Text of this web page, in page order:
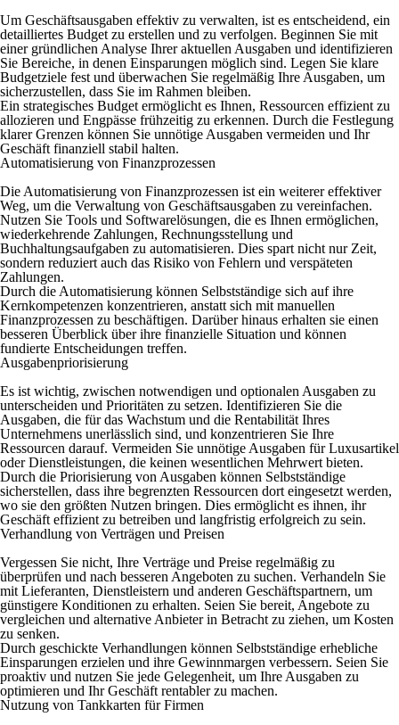
Um Geschäftsausgaben effektiv zu verwalten, ist es entscheidend, ein
detailliertes Budget zu erstellen und zu verfolgen. Beginnen Sie mit
einer gründlichen Analyse Ihrer aktuellen Ausgaben und identifizieren
Sie Bereiche, in denen Einsparungen möglich sind. Legen Sie klare
Budgetziele fest und überwachen Sie regelmäßig Ihre Ausgaben, um
sicherzustellen, dass Sie im Rahmen bleiben.
Ein strategisches Budget ermöglicht es Ihnen, Ressourcen effizient zu
allozieren und Engpässe frühzeitig zu erkennen. Durch die Festlegung
klarer Grenzen können Sie unnötige Ausgaben vermeiden und Ihr
Geschäft finanziell stabil halten.
Automatisierung von Finanzprozessen
Die Automatisierung von Finanzprozessen ist ein weiterer effektiver
Weg, um die Verwaltung von Geschäftsausgaben zu vereinfachen.
Nutzen Sie Tools und Softwarelösungen, die es Ihnen ermöglichen,
wiederkehrende Zahlungen, Rechnungsstellung und
Buchhaltungsaufgaben zu automatisieren. Dies spart nicht nur Zeit,
sondern reduziert auch das Risiko von Fehlern und verspäteten
Zahlungen.
Durch die Automatisierung können Selbstständige sich auf ihre
Kernkompetenzen konzentrieren, anstatt sich mit manuellen
Finanzprozessen zu beschäftigen. Darüber hinaus erhalten sie einen
besseren Überblick über ihre finanzielle Situation und können
fundierte Entscheidungen treffen.
Ausgabenpriorisierung
Es ist wichtig, zwischen notwendigen und optionalen Ausgaben zu
unterscheiden und Prioritäten zu setzen. Identifizieren Sie die
Ausgaben, die für das Wachstum und die Rentabilität Ihres
Unternehmens unerlässlich sind, und konzentrieren Sie Ihre
Ressourcen darauf. Vermeiden Sie unnötige Ausgaben für Luxusartikel
oder Dienstleistungen, die keinen wesentlichen Mehrwert bieten.
Durch die Priorisierung von Ausgaben können Selbstständige
sicherstellen, dass ihre begrenzten Ressourcen dort eingesetzt werden,
wo sie den größten Nutzen bringen. Dies ermöglicht es ihnen, ihr
Geschäft effizient zu betreiben und langfristig erfolgreich zu sein.
Verhandlung von Verträgen und Preisen
Vergessen Sie nicht, Ihre Verträge und Preise regelmäßig zu
überprüfen und nach besseren Angeboten zu suchen. Verhandeln Sie
mit Lieferanten, Dienstleistern und anderen Geschäftspartnern, um
günstigere Konditionen zu erhalten. Seien Sie bereit, Angebote zu
vergleichen und alternative Anbieter in Betracht zu ziehen, um Kosten
zu senken.
Durch geschickte Verhandlungen können Selbstständige erhebliche
Einsparungen erzielen und ihre Gewinnmargen verbessern. Seien Sie
proaktiv und nutzen Sie jede Gelegenheit, um Ihre Ausgaben zu
optimieren und Ihr Geschäft rentabler zu machen.
Nutzung von Tankkarten für Firmen